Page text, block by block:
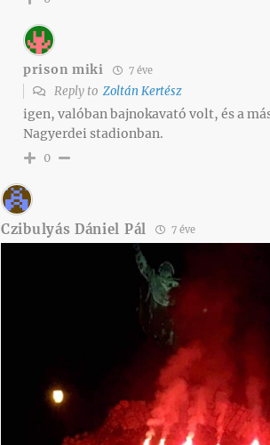
prison miki 7 éve
Reply to Zoltán Kertész
igen, valóban bajnokavató volt, és a
Nagyerdei stadionban.
0
Czibulyás Dániel Pál 7 éve